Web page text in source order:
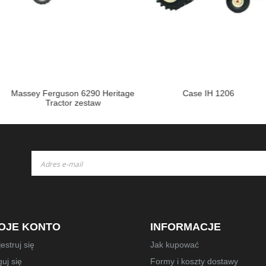
6290 Heritage
Case IH 1206
nasz
KONTO
się
się
INFORMACJE
Jak kupować
Formy i koszty dostawy